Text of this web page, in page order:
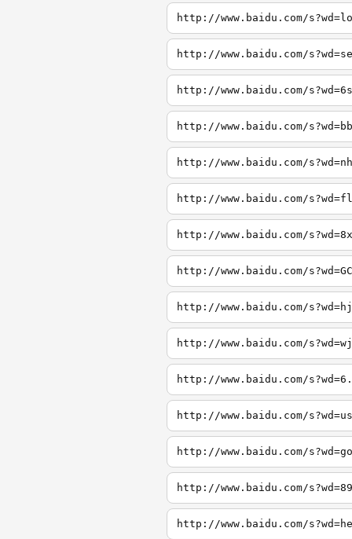
http://www.baidu.com/
http://www.baidu.com/
http://www.baidu.com/
http://www.baidu.com/
http://www.baidu.com/
http://www.baidu.com/
http://www.baidu.com/
http://www.baidu.com/
http://www.baidu.com/
http://www.baidu.com/
http://www.baidu.com/
http://www.baidu.com/
http://www.baidu.com/
http://www.baidu.com/
http://www.baidu.com/